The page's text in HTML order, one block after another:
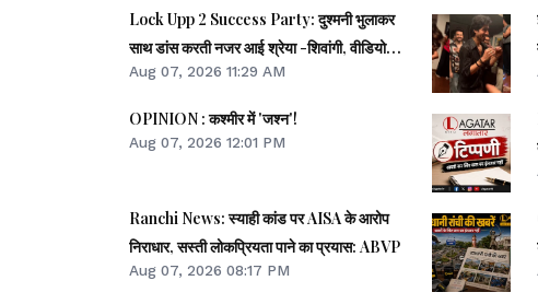
Lock Upp 2 Success Party: दुश्मनी भुलाकर
साथ डांस करती नजर आई श्रेया -शिवांगी, वीडियो
वायरल
Aug 07, 2026 11:29 AM
OPINION : कश्मीर में 'जश्न'!
Aug 07, 2026 12:01 PM
Ranchi News: स्याही कांड पर AISA के आरोप
निराधार, सस्ती लोकप्रियता पाने का प्रयास: ABVP
Aug 07, 2026 08:17 PM